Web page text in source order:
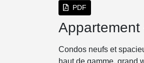
PDF
Condos neufs et
haut de gamme, grand